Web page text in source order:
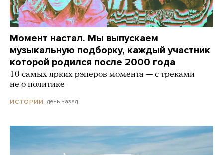
Момент настал. Мы выпускаем
музыкальную подборку, каждый участник
которой родился после 2000 года
10 самых ярких рэперов момента — с треками
не о политике
ИСТОРИИ день назад